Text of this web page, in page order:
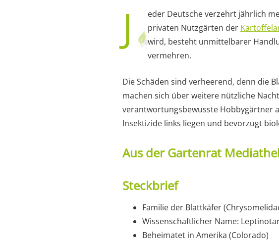
J
eder Deutsche verzehrt jährlich
privaten Nutzgärten der
wird, besteht unmittelbarer
vermehren.
Die Schäden sind verheerend, denn die
machen sich über weitere nützliche
verantwortungsbewusste Hobbygärtner
Insektizide links liegen und bevorzugt
Aus der Gartenrat
Steckbrief
Familie der Blattkäfer
Wissenschaftlicher Name:
Beheimatet in Amerika (Colorado)